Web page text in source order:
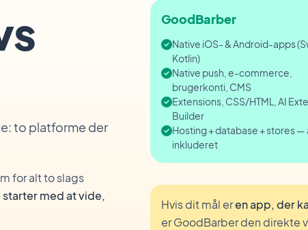
to platforme der
for alt to slags
med at vide,
GoodBarber
Native iOS- & Android-apps
Kotlin)
Native push, e-commerce,
brugerkonti, CMS
Extensions, CSS/HTML, AI
Builder
Hosting + database + stores —
inkluderet
Hvis dit mål eren app, der
er GoodBarber den direkte